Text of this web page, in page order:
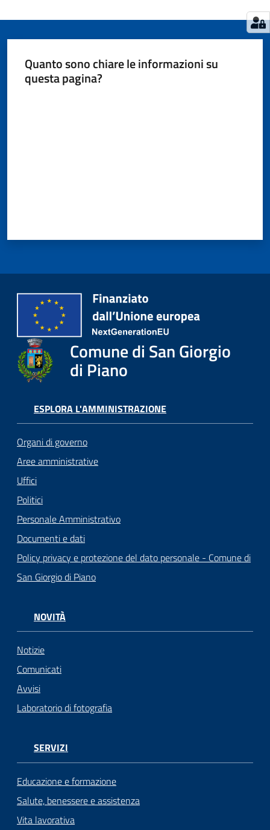
Quanto sono chiare le informazioni su
questa pagina?
Comune di San Giorgio
di Piano
ESPLORA L'AMMINISTRAZIONE
Organi di governo
Aree amministrative
Uffici
Politici
Personale Amministrativo
Documenti e dati
Policy privacy e protezione del dato personale - Comune di
San Giorgio di Piano
NOVITÀ
Notizie
Comunicati
Avvisi
Laboratorio di fotografia
SERVIZI
Educazione e formazione
Salute, benessere e assistenza
Vita lavorativa